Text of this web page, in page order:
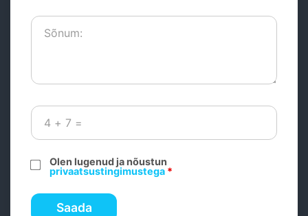
Olen lugenud ja nõustun
privaatsustingimustega *